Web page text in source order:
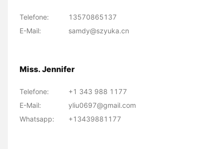
Telefone:
13570865137
E-Mail:
samdy@szyuka.cn
Miss. Jennifer
Telefone:
+1 343 988 1177
E-Mail:
yliu0697@gmail.com
Whatsapp:
+13439881177